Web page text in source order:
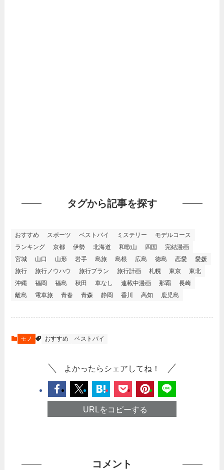
タグから記事を探す
おすすめ スポーツ ベストバイ ミステリー
モデルコース
ランキング
京都 伊勢 北海道 和歌山 四国
完結漫画
宮城
山口 山形 岩手 島旅 島根 広島 徳島 恋愛
愛媛
旅行
旅行ノウハウ 旅行プラン 旅行計画 札幌 東京
東北
沖縄
福岡 福島 秋田 車なし 連載中漫画 那覇
長崎
離島
電車旅 青春 青森 静岡 香川 高知 鹿児島
モノ おすすめ ベストバイ
よかったらシェアしてね！
URLをコピーする
コメント